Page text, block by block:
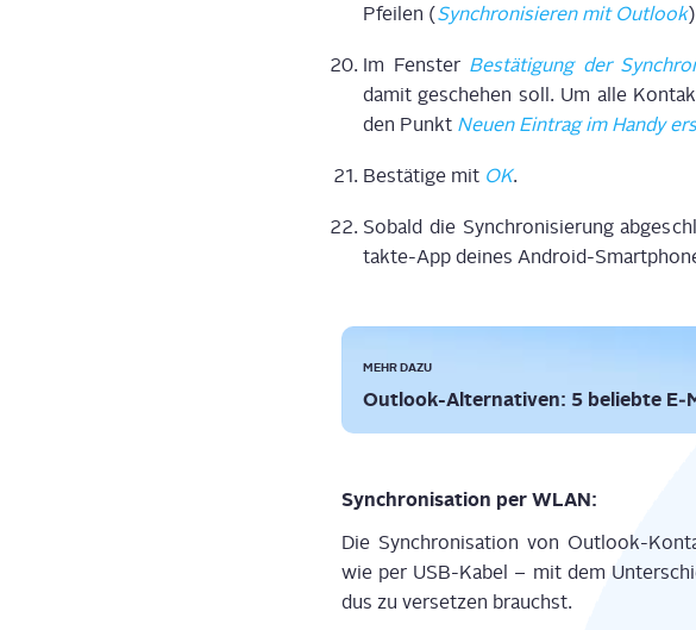
Pfei­len (Syn­chro­ni­sie­ren mit Out­look
Im Fens­ter Bestä­ti­gung der
damit gesche­hen soll. Um alle
den Punkt Neu­en Ein­trag im Han­dy
Bestä­ti­ge mit OK.
Sobald die Syn­chro­ni­sie­rung
tak­te-App dei­nes Android-
MEHR DAZU
Out­look-Alter­na­ti­ven: 5 belieb­te
Syn­chro­ni­sa­ti­on per WLAN:
Die Syn­chro­ni­sa­ti­on von Out­look-
wie per USB-Kabel – mit dem
dus zu ver­set­zen brauchst.